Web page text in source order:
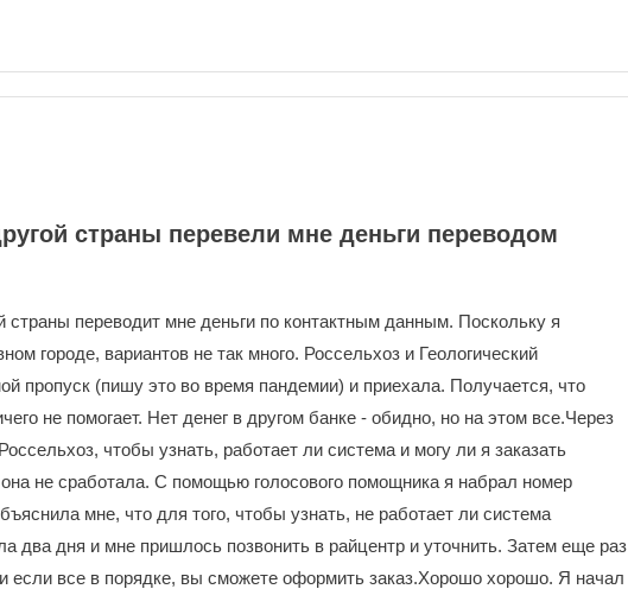
страны перевели мне деньги переводом
страны переводит мне деньги по контактным данным. Поскольку я
городе, вариантов не так много. Россельхоз и Геологический
пропуск (пишу это во время пандемии) и приехала. Получается, что
не помогает. Нет денег в другом банке - обидно, но на этом все.Через
чтобы узнать, работает ли система и могу ли я заказать
не сработала. С помощью голосового помощника я набрал номер
мне, что для того, чтобы узнать, не работает ли система
два дня и мне пришлось позвонить в райцентр и уточнить. Затем еще раз
и если все в порядке, вы сможете оформить заказ.Хорошо хорошо. Я начал